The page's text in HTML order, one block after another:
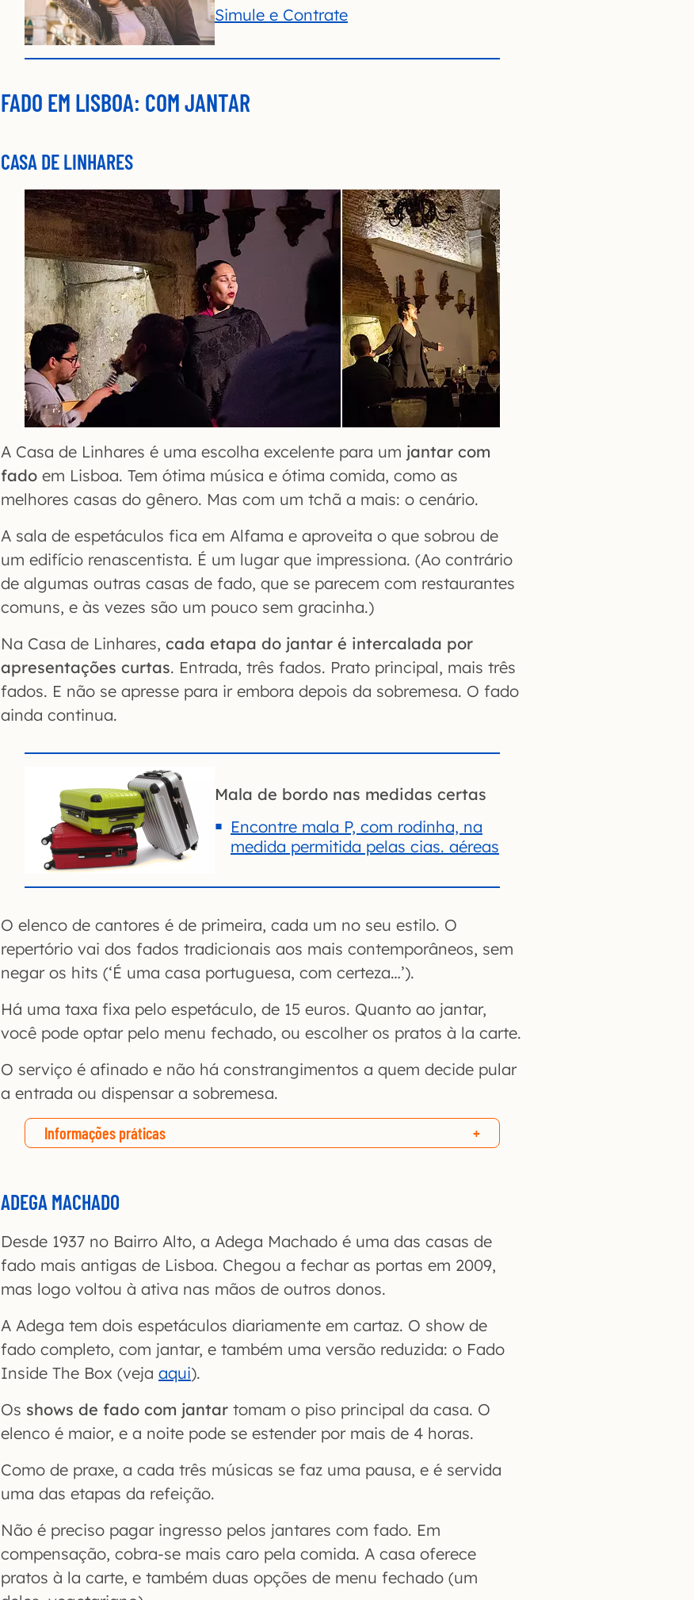
Simule e Contrate
FADO EM LISBOA: COM JANTAR
CASA DE LINHARES
A Casa de Linhares é uma escolha excelente para um jantar com
fado em Lisboa. Tem ótima música e ótima comida, como as
melhores casas do gênero. Mas com um tchã a mais: o cenário.
A sala de espetáculos fica em Alfama e aproveita o que sobrou de
um edifício renascentista. É um lugar que impressiona. (Ao contrário
de algumas outras casas de fado, que se parecem com restaurantes
comuns, e às vezes são um pouco sem gracinha.)
Na Casa de Linhares, cada etapa do jantar é intercalada por
apresentações curtas. Entrada, três fados. Prato principal, mais três
fados. E não se apresse para ir embora depois da sobremesa. O fado
ainda continua.
Mala de bordo nas medidas certas
Encontre mala P, com rodinha, na
medida permitida pelas cias. aéreas
O elenco de cantores é de primeira, cada um no seu estilo. O
repertório vai dos fados tradicionais aos mais contemporâneos, sem
negar os hits (‘É uma casa portuguesa, com certeza…’).
Há uma taxa fixa pelo espetáculo, de 15 euros. Quanto ao jantar,
você pode optar pelo menu fechado, ou escolher os pratos à la carte.
O serviço é afinado e não há constrangimentos a quem decide pular
a entrada ou dispensar a sobremesa.
Informações práticas
ADEGA MACHADO
Desde 1937 no Bairro Alto, a Adega Machado é uma das casas de
fado mais antigas de Lisboa. Chegou a fechar as portas em 2009,
mas logo voltou à ativa nas mãos de outros donos.
A Adega tem dois espetáculos diariamente em cartaz. O show de
fado completo, com jantar, e também uma versão reduzida: o Fado
Inside The Box (veja aqui).
Os shows de fado com jantar tomam o piso principal da casa. O
elenco é maior, e a noite pode se estender por mais de 4 horas.
Como de praxe, a cada três músicas se faz uma pausa, e é servida
uma das etapas da refeição.
Não é preciso pagar ingresso pelos jantares com fado. Em
compensação, cobra-se mais caro pela comida. A casa oferece
pratos à la carte, e também duas opções de menu fechado (um